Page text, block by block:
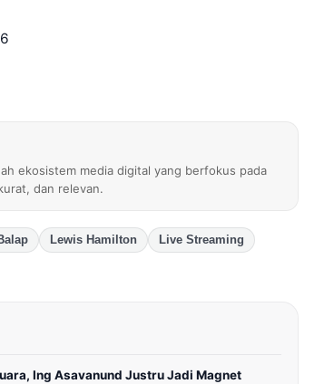
ekosistem media digital yang berfokus pada
dan relevan.
Lewis Hamilton
Live Streaming
Ing Asavanund Justru Jadi Magnet